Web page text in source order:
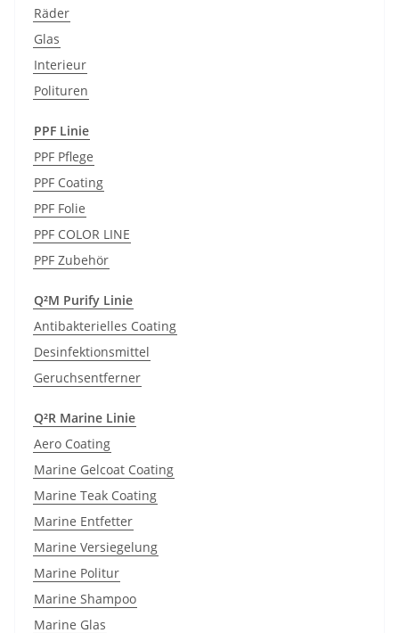
Räder
Glas
Interieur
Polituren
PPF Linie
PPF Pflege
PPF Coating
PPF Folie
PPF COLOR LINE
PPF Zubehör
Q²M Purify Linie
Antibakterielles Coating
Desinfektionsmittel
Geruchsentferner
Q²R Marine Linie
Aero Coating
Marine Gelcoat Coating
Marine Teak Coating
Marine Entfetter
Marine Versiegelung
Marine Politur
Marine Shampoo
Marine Glas